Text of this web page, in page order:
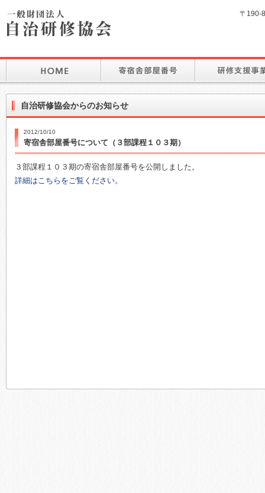
〒190-
自治研修協会からのお知らせ
2012/10/10
寄宿舎部屋番号について（３部課程１０３期）
３部課程１０３期の寄宿舎部屋番号を公開しました。
詳細はこちらをご覧ください。